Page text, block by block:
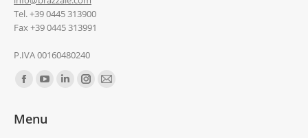
Tel. +39 0445 313900
Fax +39 0445 313991
P.IVA 00160480240
Ci puoi trovare su:
Menu